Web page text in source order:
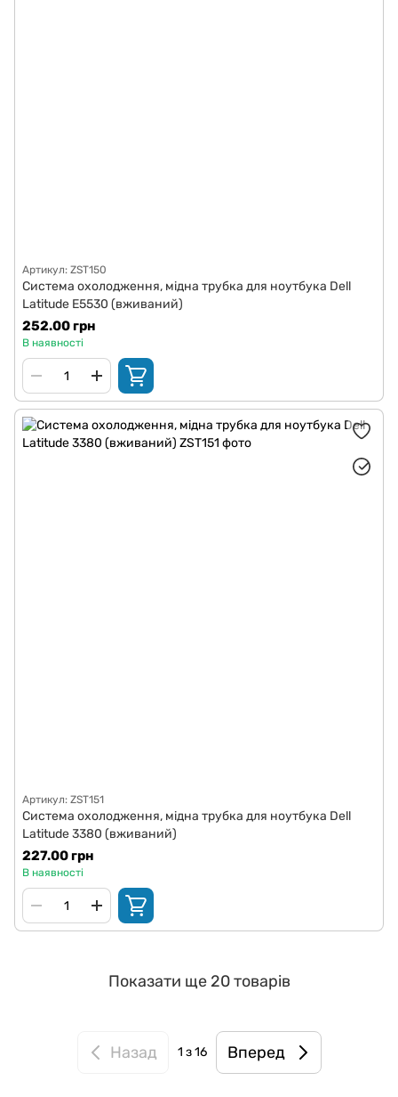
Артикул: ZST150
Система охолодження, мідна трубка для ноутбука Dell
Latitude E5530 (вживаний)
252.00 грн
В наявності
Артикул: ZST151
Система охолодження, мідна трубка для ноутбука Dell
Latitude 3380 (вживаний)
227.00 грн
В наявності
Показати ще 20 товарів
Назад 1 з 16 Вперед